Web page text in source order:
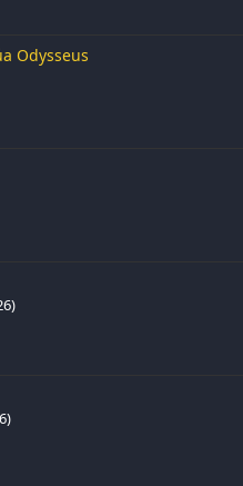
Odysseus